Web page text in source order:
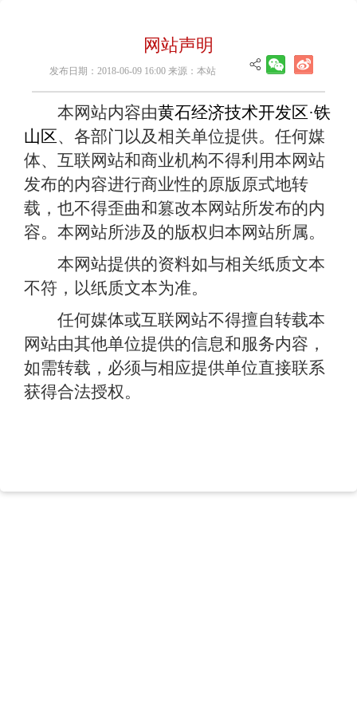
网站声明
发布日期：2018-06-09 16:00 来源：本站
本网站内容由黄石经济技术开发区·铁
山区、各部门以及相关单位提供。任何媒
体、互联网站和商业机构不得利用本网站
发布的内容进行商业性的原版原式地转
载，也不得歪曲和篡改本网站所发布的内
容。本网站所涉及的版权归本网站所属。
本网站提供的资料如与相关纸质文本
不符，以纸质文本为准。
任何媒体或互联网站不得擅自转载本
网站由其他单位提供的信息和服务内容，
如需转载，必须与相应提供单位直接联系
获得合法授权。